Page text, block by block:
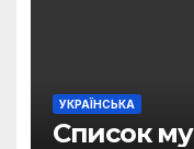
УКРАЇНСЬКА
Список